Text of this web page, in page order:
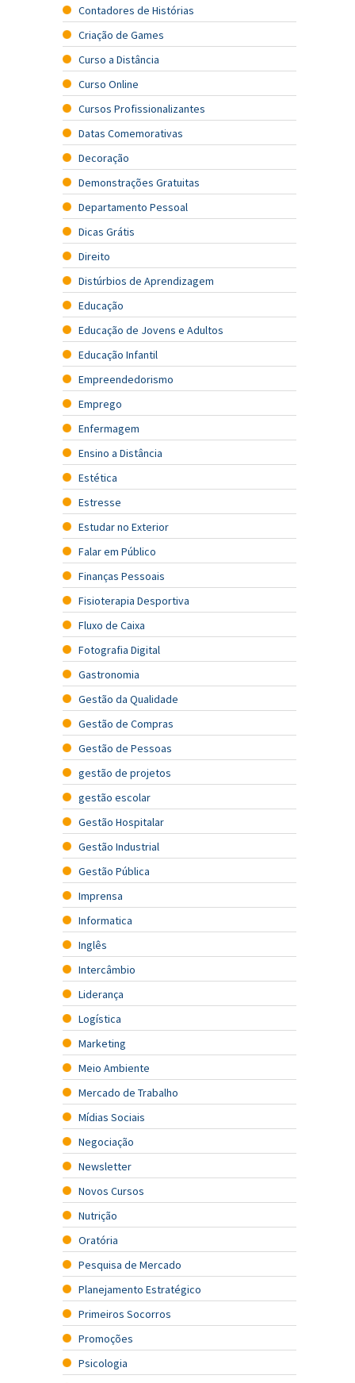
Contadores de Histórias
Criação de Games
Curso a Distância
Curso Online
Cursos Profissionalizantes
Datas Comemorativas
Decoração
Demonstrações Gratuitas
Departamento Pessoal
Dicas Grátis
Direito
Distúrbios de Aprendizagem
Educação
Educação de Jovens e Adultos
Educação Infantil
Empreendedorismo
Emprego
Enfermagem
Ensino a Distância
Estética
Estresse
Estudar no Exterior
Falar em Público
Finanças Pessoais
Fisioterapia Desportiva
Fluxo de Caixa
Fotografia Digital
Gastronomia
Gestão da Qualidade
Gestão de Compras
Gestão de Pessoas
gestão de projetos
gestão escolar
Gestão Hospitalar
Gestão Industrial
Gestão Pública
Imprensa
Informatica
Inglês
Intercâmbio
Liderança
Logística
Marketing
Meio Ambiente
Mercado de Trabalho
Mídias Sociais
Negociação
Newsletter
Novos Cursos
Nutrição
Oratória
Pesquisa de Mercado
Planejamento Estratégico
Primeiros Socorros
Promoções
Psicologia